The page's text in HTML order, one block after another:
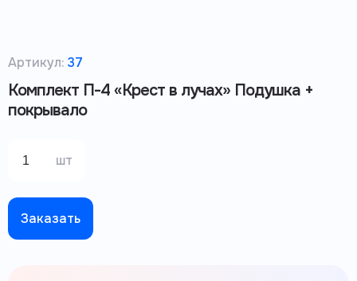
Артикул: 37
Комплект П-4 «Крест в лучах» Подушка +
покрывало
шт
Заказать